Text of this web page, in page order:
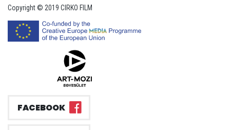
Copyright © 2019 CIRKO FILM
FACEBOOK